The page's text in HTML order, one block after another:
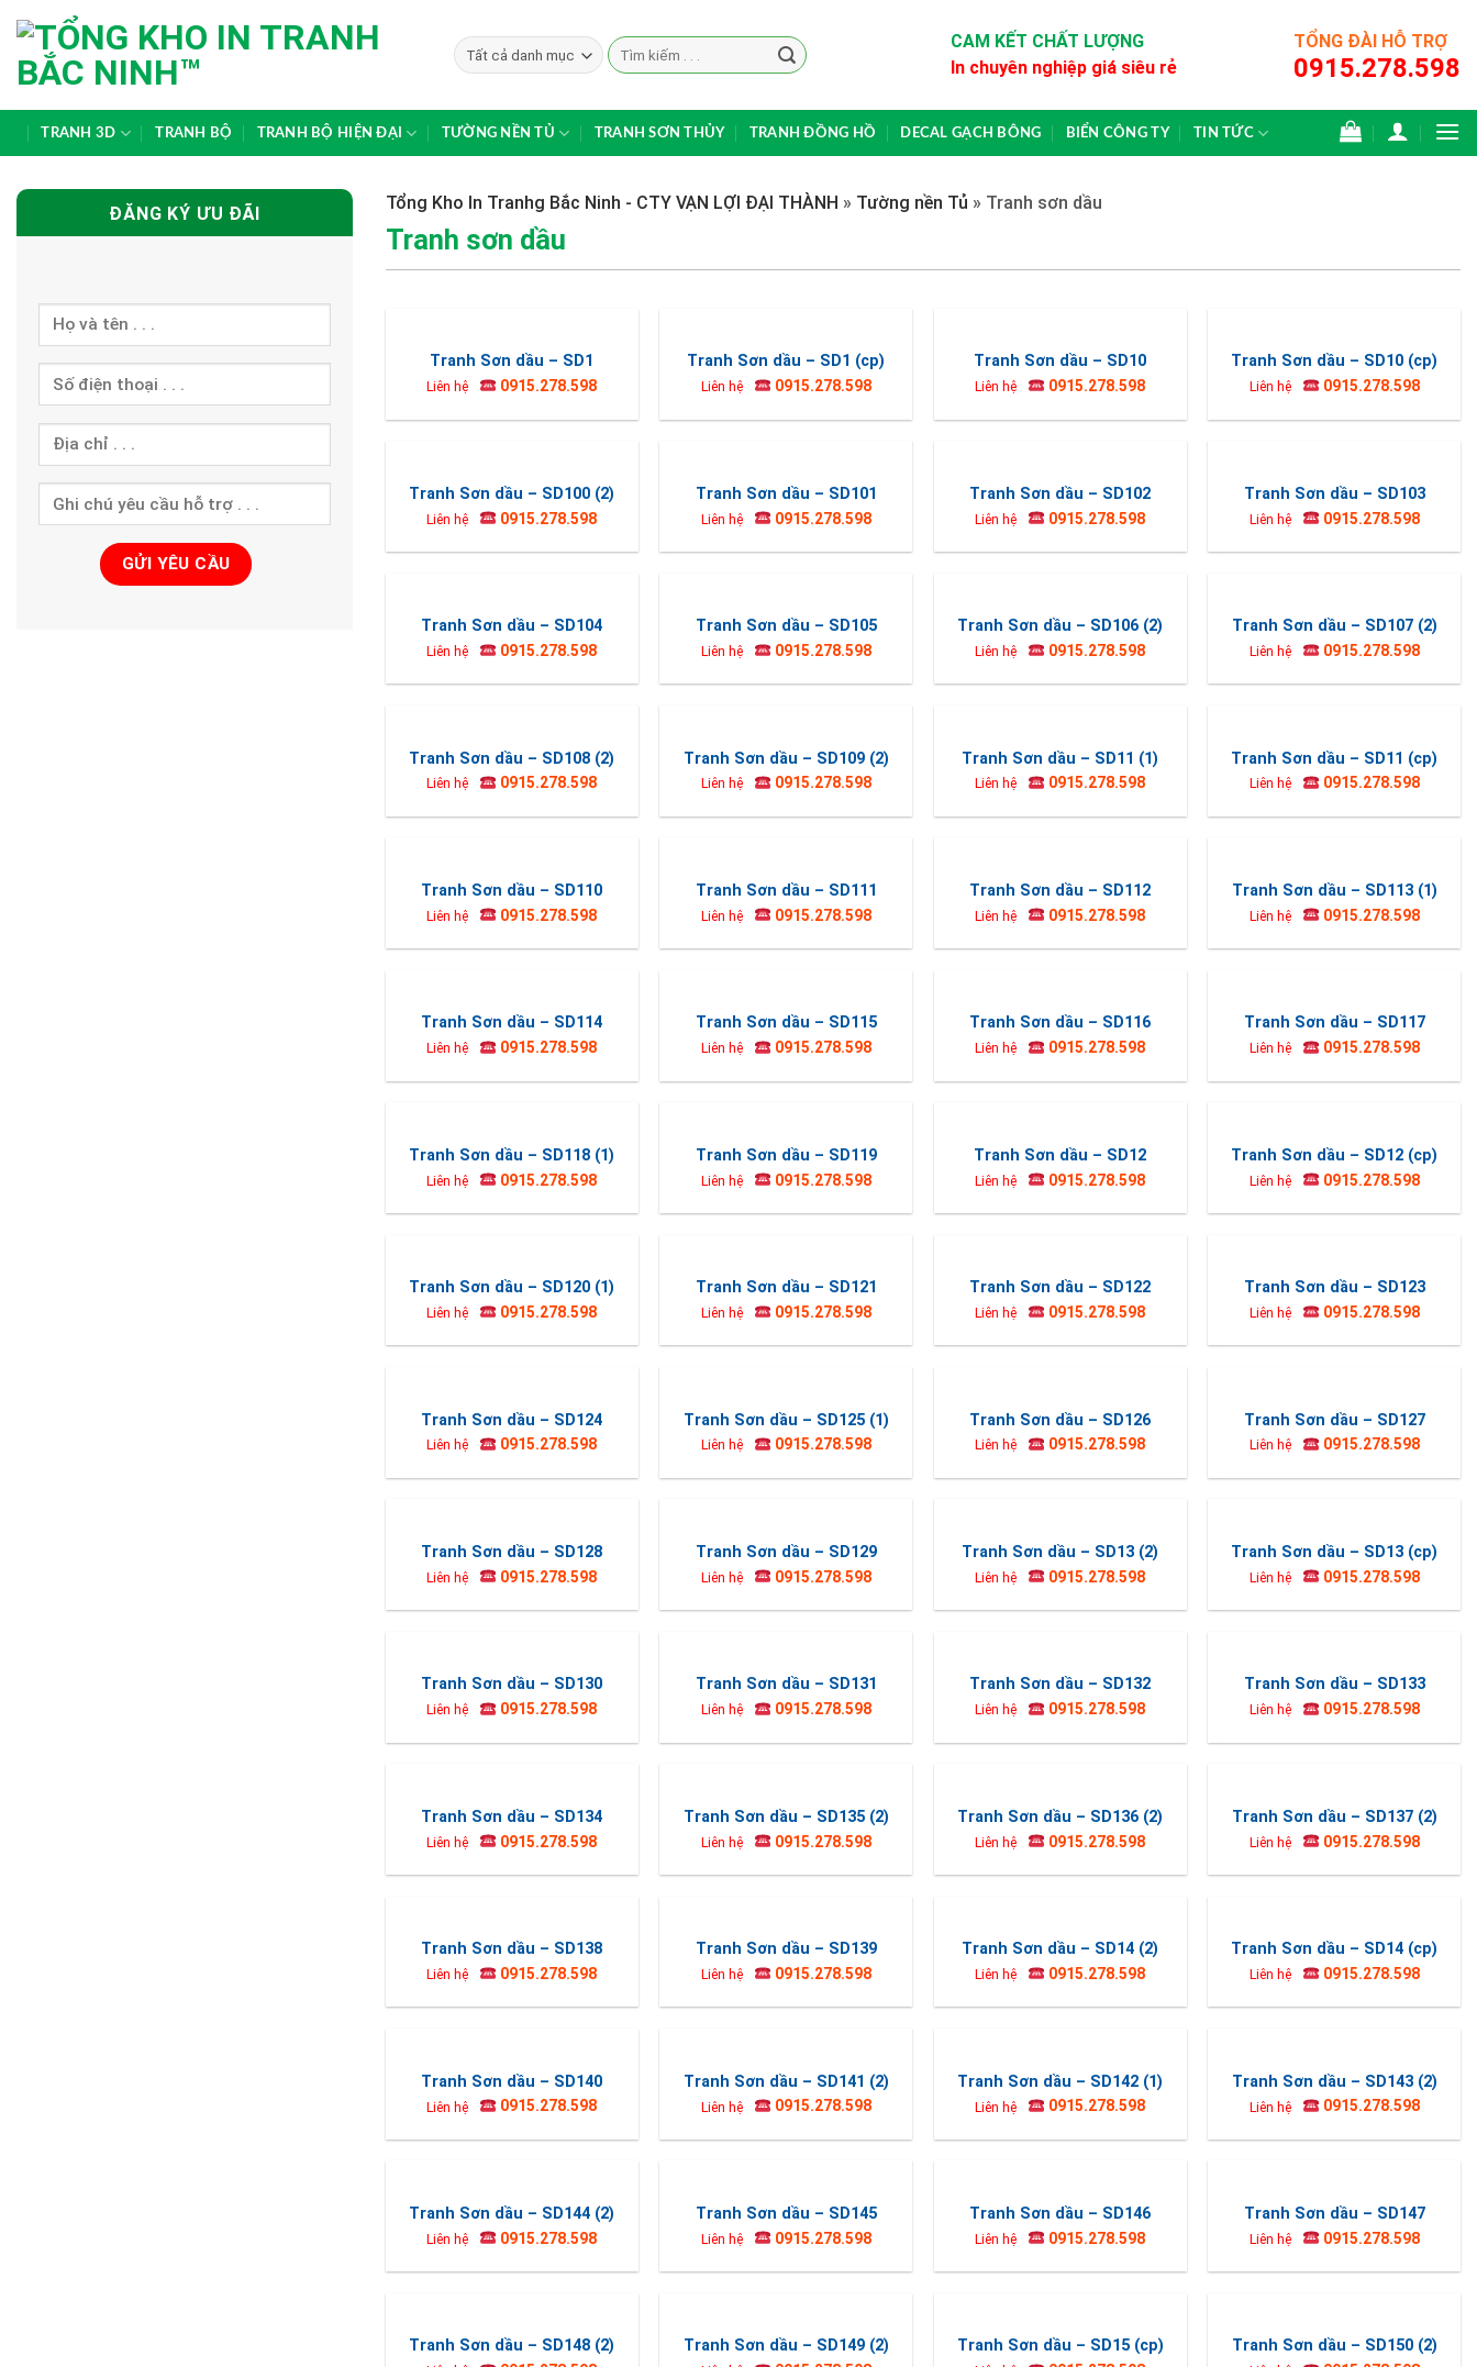
to
content
Search
for:
CAM KẾT CHẤT LƯỢNG
In chuyên nghiệp giá siêu rẻ
TỔNG ĐÀI HỖ TRỢ
0915.278.598
TRANH 3D TRANH BỘ TRANH BỘ HIỆN ĐẠI TƯỜNG NỀN TỦ TRANH SƠN THỦY TRANH ĐỒNG HỒ DECAL GẠCH BÔNG BIỂN CÔNG TY TIN TỨC
ĐĂNG KÝ ƯU ĐÃI
Tổng Kho In Tranhg Bắc Ninh - CTY VẠN LỢI ĐẠI THÀNH » Tường nền Tủ » Tranh sơn dầu
Tranh sơn dầu
Tranh Sơn dầu – SD1
Liên hệ 0915.278.598
Tranh Sơn dầu – SD1 (cp)
Liên hệ 0915.278.598
Tranh Sơn dầu – SD10
Liên hệ 0915.278.598
Tranh Sơn dầu – SD10 (cp)
Liên hệ 0915.278.598
Tranh Sơn dầu – SD100 (2)
Liên hệ 0915.278.598
Tranh Sơn dầu – SD101
Liên hệ 0915.278.598
Tranh Sơn dầu – SD102
Liên hệ 0915.278.598
Tranh Sơn dầu – SD103
Liên hệ 0915.278.598
Tranh Sơn dầu – SD104
Liên hệ 0915.278.598
Tranh Sơn dầu – SD105
Liên hệ 0915.278.598
Tranh Sơn dầu – SD106 (2)
Liên hệ 0915.278.598
Tranh Sơn dầu – SD107 (2)
Liên hệ 0915.278.598
Tranh Sơn dầu – SD108 (2)
Liên hệ 0915.278.598
Tranh Sơn dầu – SD109 (2)
Liên hệ 0915.278.598
Tranh Sơn dầu – SD11 (1)
Liên hệ 0915.278.598
Tranh Sơn dầu – SD11 (cp)
Liên hệ 0915.278.598
Tranh Sơn dầu – SD110
Liên hệ 0915.278.598
Tranh Sơn dầu – SD111
Liên hệ 0915.278.598
Tranh Sơn dầu – SD112
Liên hệ 0915.278.598
Tranh Sơn dầu – SD113 (1)
Liên hệ 0915.278.598
Tranh Sơn dầu – SD114
Liên hệ 0915.278.598
Tranh Sơn dầu – SD115
Liên hệ 0915.278.598
Tranh Sơn dầu – SD116
Liên hệ 0915.278.598
Tranh Sơn dầu – SD117
Liên hệ 0915.278.598
Tranh Sơn dầu – SD118 (1)
Liên hệ 0915.278.598
Tranh Sơn dầu – SD119
Liên hệ 0915.278.598
Tranh Sơn dầu – SD12
Liên hệ 0915.278.598
Tranh Sơn dầu – SD12 (cp)
Liên hệ 0915.278.598
Tranh Sơn dầu – SD120 (1)
Liên hệ 0915.278.598
Tranh Sơn dầu – SD121
Liên hệ 0915.278.598
Tranh Sơn dầu – SD122
Liên hệ 0915.278.598
Tranh Sơn dầu – SD123
Liên hệ 0915.278.598
Tranh Sơn dầu – SD124
Liên hệ 0915.278.598
Tranh Sơn dầu – SD125 (1)
Liên hệ 0915.278.598
Tranh Sơn dầu – SD126
Liên hệ 0915.278.598
Tranh Sơn dầu – SD127
Liên hệ 0915.278.598
Tranh Sơn dầu – SD128
Liên hệ 0915.278.598
Tranh Sơn dầu – SD129
Liên hệ 0915.278.598
Tranh Sơn dầu – SD13 (2)
Liên hệ 0915.278.598
Tranh Sơn dầu – SD13 (cp)
Liên hệ 0915.278.598
Tranh Sơn dầu – SD130
Liên hệ 0915.278.598
Tranh Sơn dầu – SD131
Liên hệ 0915.278.598
Tranh Sơn dầu – SD132
Liên hệ 0915.278.598
Tranh Sơn dầu – SD133
Liên hệ 0915.278.598
Tranh Sơn dầu – SD134
Liên hệ 0915.278.598
Tranh Sơn dầu – SD135 (2)
Liên hệ 0915.278.598
Tranh Sơn dầu – SD136 (2)
Liên hệ 0915.278.598
Tranh Sơn dầu – SD137 (2)
Liên hệ 0915.278.598
Tranh Sơn dầu – SD138
Liên hệ 0915.278.598
Tranh Sơn dầu – SD139
Liên hệ 0915.278.598
Tranh Sơn dầu – SD14 (2)
Liên hệ 0915.278.598
Tranh Sơn dầu – SD14 (cp)
Liên hệ 0915.278.598
Tranh Sơn dầu – SD140
Liên hệ 0915.278.598
Tranh Sơn dầu – SD141 (2)
Liên hệ 0915.278.598
Tranh Sơn dầu – SD142 (1)
Liên hệ 0915.278.598
Tranh Sơn dầu – SD143 (2)
Liên hệ 0915.278.598
Tranh Sơn dầu – SD144 (2)
Liên hệ 0915.278.598
Tranh Sơn dầu – SD145
Liên hệ 0915.278.598
Tranh Sơn dầu – SD146
Liên hệ 0915.278.598
Tranh Sơn dầu – SD147
Liên hệ 0915.278.598
Tranh Sơn dầu – SD148 (2) Tranh Sơn dầu – SD149 (2) Tranh Sơn dầu – SD15 (cp) Tranh Sơn dầu – SD150 (2)